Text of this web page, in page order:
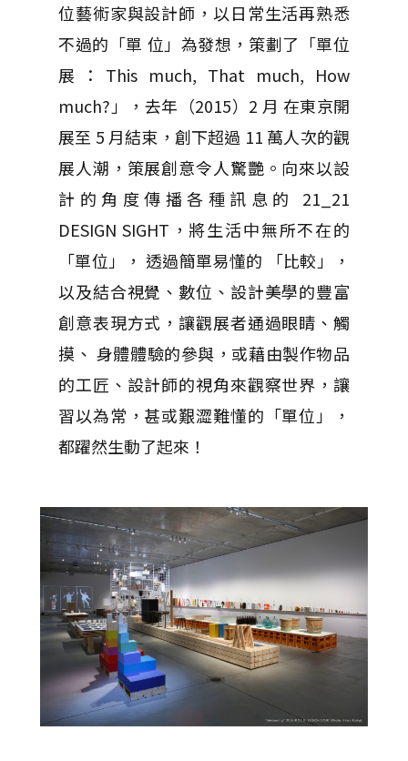
位藝術家與設計師，以日常生活再熟悉
不過的「單 位」為發想，策劃了「單位
展：This much, That much, How
much?」，去年（2015）2 月 在東京開
展至 5 月結束，創下超過 11 萬人次的觀
展人潮，策展創意令人驚艷。向來以設
計的角度傳播各種訊息的 21_21
DESIGN SIGHT，將生活中無所不在的
「單位」， 透過簡單易懂的 「比較」，
以及結合視覺、數位、設計美學的豐富
創意表現方式，讓觀展者通過眼睛、觸
摸、 身體體驗的參與，或藉由製作物品
的工匠、設計師的視角來觀察世界，讓
習以為常，甚或艱澀難懂的「單位」，
都躍然生動了起來！